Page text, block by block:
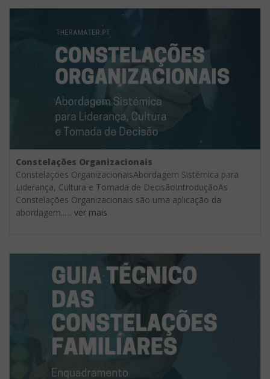
Constelações Organizacionais
Constelações OrganizacionaisAbordagem Sistémica para
Liderança, Cultura e Tomada de DecisãoIntroduçãoAs
Constelações Organizacionais são uma aplicação da
abordagem...... ver mais